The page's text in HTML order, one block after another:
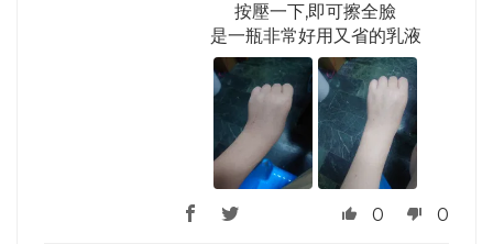
按壓一下,即可擦全臉
是一瓶非常好用又省的乳液
0 0